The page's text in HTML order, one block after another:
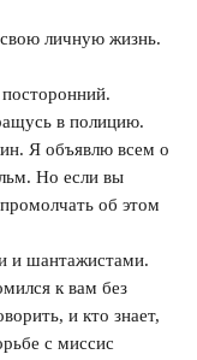
личную жизнь.
в полицию.
Я объявлю всем о
Но если вы
об этом
и шантажистами.
к вам без
и кто знает,
с миссис